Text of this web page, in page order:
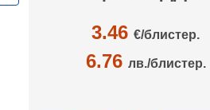
3.46 €/блистер.
6.76 лв./блистер.